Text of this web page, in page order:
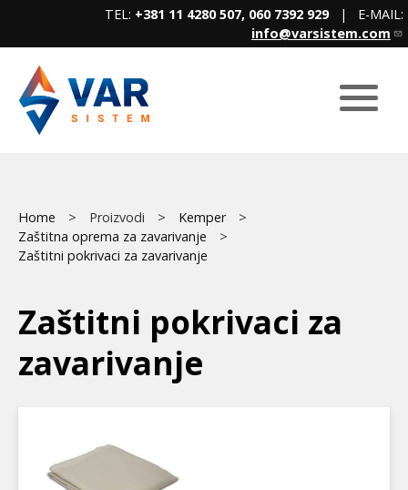
content
TEL: +381 11 4280 507, 060 7392 929| E-MAIL:
info@varsistem.com
Main
menu
Breadcrumb
Home Proizvodi
Kemper
Zaštitna oprema za zavarivanje
Zaštitni pokrivaci za zavarivanje
Zaštitni pokrivaci za
zavarivanje